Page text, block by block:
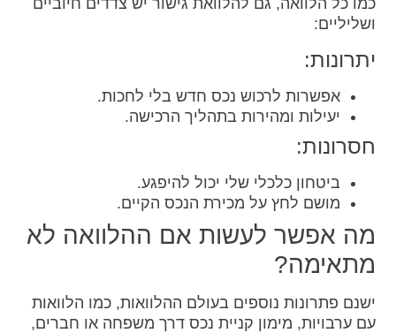
כמו כל הלוואה, גם להלוואת גישור יש צדדים חיוביים
ושליליים:
יתרונות:
אפשרות לרכוש נכס חדש בלי לחכות.
יעילות ומהירות בתהליך הרכישה.
חסרונות:
ביטחון כלכלי שלי יכול להיפגע.
מושם לחץ על מכירת הנכס הקיים.
מה אפשר לעשות אם ההלוואה לא
מתאימה?
ישנם פתרונות נוספים בעולם ההלוואות, כמו הלוואות
עם ערבויות, מימון קניית נכס דרך משפחה או חברים,